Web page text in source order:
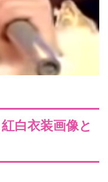
白衣装画像と